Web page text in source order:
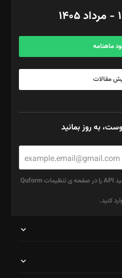
ماهنامه
مقالات
به روز بمانید
برای استفاده از ریکپچا بایستی کلید API را در صفحه ی تنظیمات Quform
کنید.